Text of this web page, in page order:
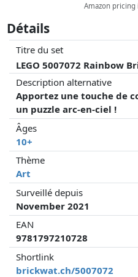
Amazon
Détails
Titre du set
LEGO 5007072 Rainbow
Description alternative
Apportez une touche de
un puzzle arc-en-ciel !
Âges
10+
Thème
Art
Surveillé depuis
November 2021
EAN
9781797210728
Shortlink
brickwat.ch/5007072